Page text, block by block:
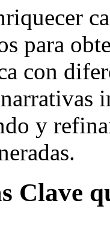
para
con
y
Clave